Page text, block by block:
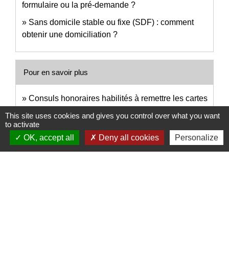
formulaire ou la pré-demande ?
Sans domicile stable ou fixe (SDF) : comment
obtenir une domiciliation ?
Pour en savoir plus
Consuls honoraires habilités à remettre les cartes
open_in_new
Legifrance
Signaler une erreur sur cette page
This site uses cookies and gives you control over what you want
to activate
OK, accept all
Deny all cookies Personalize